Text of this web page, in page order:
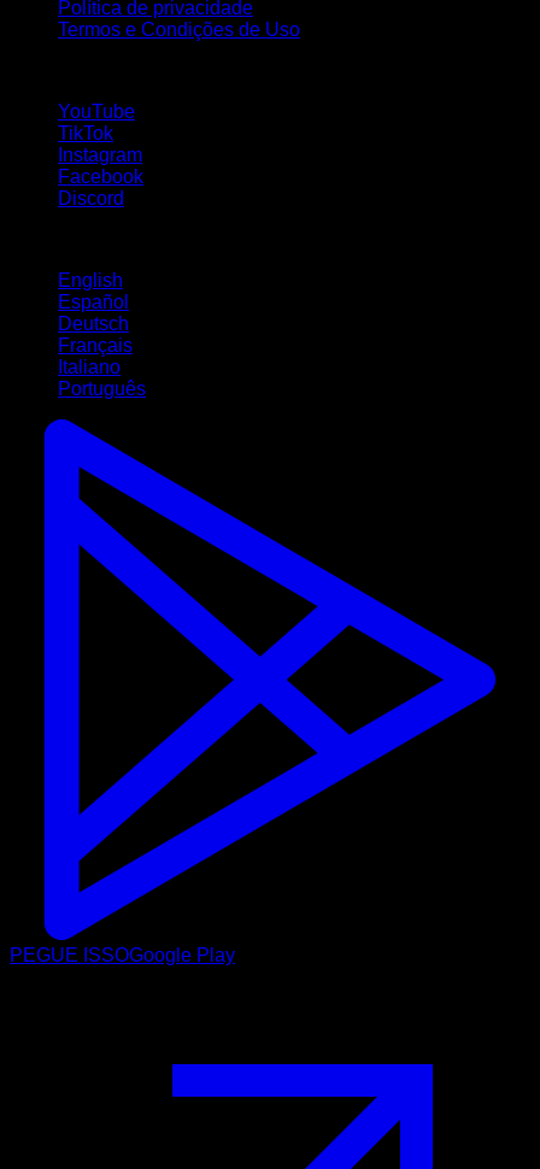
Política de privacidade
Termos e Condições de Uso
YouTube
TikTok
Instagram
Facebook
Discord
English
Español
Deutsch
Français
Italiano
Português
PEGUE ISSOGoogle Play